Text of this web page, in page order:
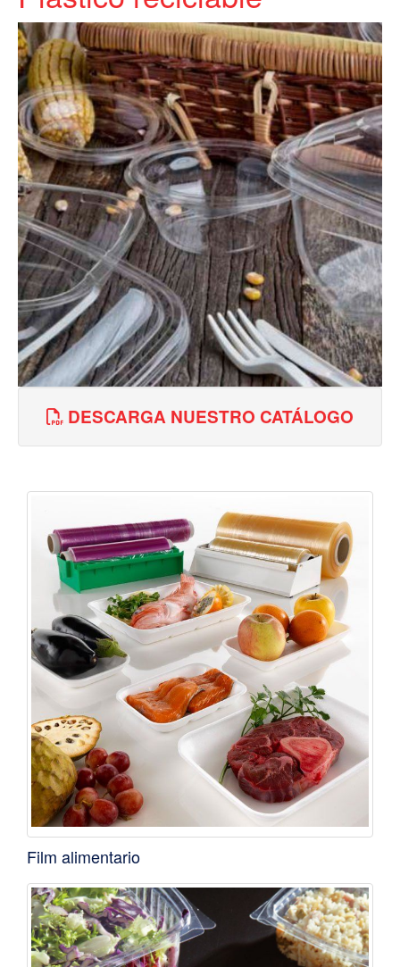
DESCARGA NUESTRO CATÁLOGO
Film alimentario